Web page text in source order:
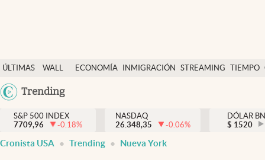
ÚLTIMAS
NOTICIAS
WALL
DÓLAR
ECONOMÍA INMIGRACIÓN STREAMING TIEMPO
México
Trending
Finanzas y economía
Wall Street y dólar
Inmigración
S&P 500 INDEX
7709,96
-0.18%
NASDAQ
26.348,35
-0.06%
DÓLAR
$ 1520
Cronista USA Trending Nueva York